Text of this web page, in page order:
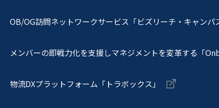
OB/OG訪問ネットワークサービス「ビズリーチ・キャンパ
メンバーの即戦力化を支援しマネジメントを変革する「
物流DXプラットフォーム「トラボックス」